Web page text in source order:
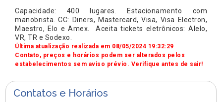
Capacidade: 400 lugares. Estacionamento com
manobrista. CC: Diners, Mastercard, Visa, Visa Electron,
Maestro, Elo e Amex. Aceita tickets eletrônicos: Alelo,
VR, TR e Sodexo.
Última atualização realizada em 08/05/2024 19:32:29
Contato, preços e horários podem ser alterados pelos
estabelecimentos sem aviso prévio. Verifique antes de sair!
Contatos e Horários